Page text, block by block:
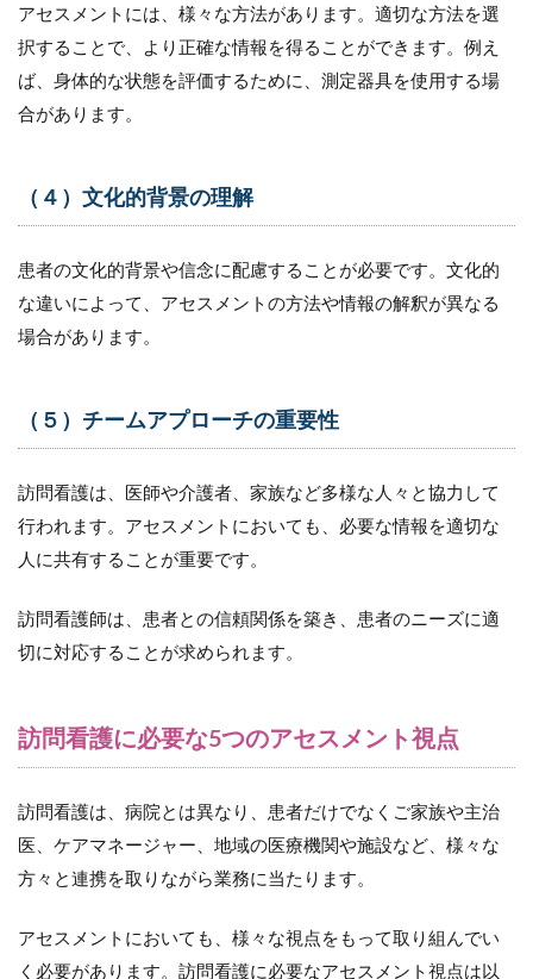
スメン
トの注
ント
8.1
安全性
の評価
8.2
環境へ
の適応
8.3
（３）
域の社
資源の
評価
（４）
生活環
境の清
の評価
8.5
（５）
居住者
の生活
スタイ
ルの評
9
アセスメントには、様々な方法があります。適切な方法を選
択することで、より正確な情報を得ることができます。例え
ば、身体的な状態を評価するために、測定器具を使用する場
合があります。
（４）文化的背景の理解
患者の文化的背景や信念に配慮することが必要です。文化的
な違いによって、アセスメントの方法や情報の解釈が異なる
場合があります。
（５）チームアプローチの重要性
訪問看護は、医師や介護者、家族など多様な人々と協力して
行われます。アセスメントにおいても、必要な情報を適切な
人に共有することが重要です。
訪問看護師は、患者との信頼関係を築き、患者のニーズに適
切に対応することが求められます。
訪問看護に必要な5つのアセスメント視点
訪問看護は、病院とは異なり、患者だけでなくご家族や主治
医、ケアマネージャー、地域の医療機関や施設など、様々な
方々と連携を取りながら業務に当たります。
アセスメントにおいても、様々な視点をもって取り組んでい
く必要があります。訪問看護に必要なアセスメント視点は以